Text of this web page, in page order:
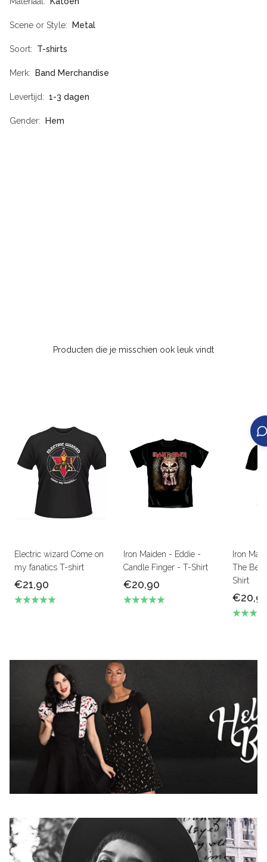
Scene or Style Metal
Soort T-shirts
Merk Band Merchandise
Levertijd 1-3 dagen
Gender Hem
Producten die je misschien ook leuk vindt
Electric wizard Come on
my fanatics T-shirt
€21,90
Iron Maiden - Eddie -
Candle Finger - T-Shirt
€20,90
Iron
The
Shirt